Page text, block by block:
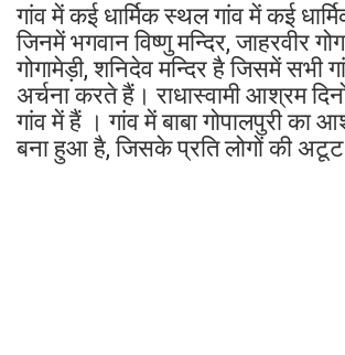
गांव में कई धार्मिक स्थल गांव में कई
जिनमें भगवान विष्णु मन्दिर, जाहरवीर
गोगामेड़ी, शनिदेव मन्दिर है जिसमें सभी
अर्चना करते हैं। राधास्वामी आश्रम
गांव में हैं । गांव में बाबा गोपालपुरी का
बना हुआ है, जिसके प्रति लोगों की